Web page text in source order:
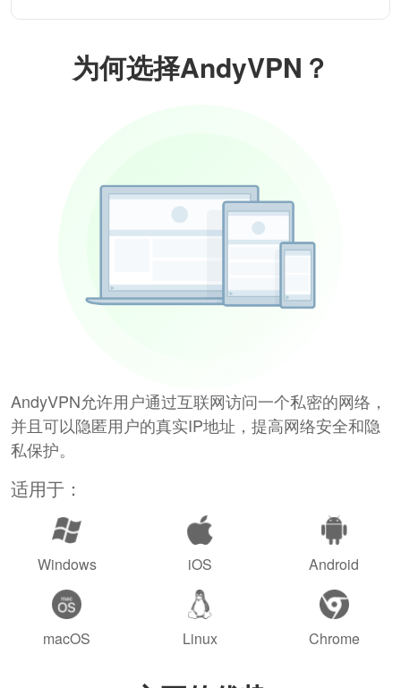
为何选择AndyVPN？
AndyVPN允许用户通过互联网访问一个私密的网络，
并且可以隐匿用户的真实IP地址，提高网络安全和隐
私保护。
适用于：
Windows iOS Android
macOS Linux Chrome